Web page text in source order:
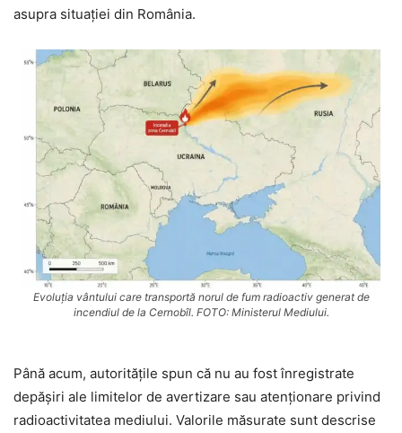
asupra situației din România.
Evoluția vântului care transportă norul de fum radioactiv generat de
incendiul de la Cernobîl. FOTO: Ministerul Mediului.
Până acum, autoritățile spun că nu au fost înregistrate
depășiri ale limitelor de avertizare sau atenționare privind
radioactivitatea mediului. Valorile măsurate sunt descrise